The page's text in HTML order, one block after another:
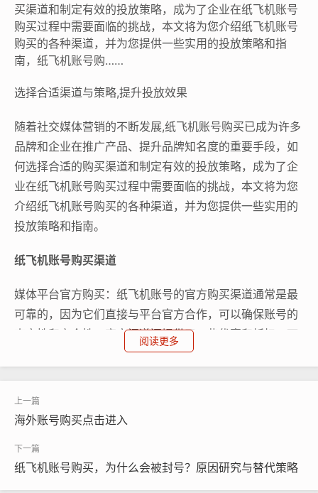
买渠道和制定有效的投放策略，成为了企业在纸飞机账号
购买过程中需要面临的挑战，本文将为您介绍纸飞机账号
购买的各种渠道，并为您提供一些实用的投放策略和指
南，纸飞机账号购……
选择合适渠道与策略,提升投放效果
随着社交媒体营销的不断发展,纸飞机账号购买已成为许多
品牌和企业在推广产品、提升品牌知名度的重要手段，如
何选择合适的购买渠道和制定有效的投放策略，成为了企
业在纸飞机账号购买过程中需要面临的挑战，本文将为您
介绍纸飞机账号购买的各种渠道，并为您提供一些实用的
投放策略和指南。
纸飞机账号购买渠道
媒体平台官方购买：纸飞机账号的官方购买渠道通常是最
可靠的，因为它们直接与平台官方合作，可以确保账号的
真实性和安全性，官方渠道还提供了一些优惠和折扣，可
阅读更多
海外账号购买点击进入
纸飞机账号购买，为什么会被封号？原因研究与替代策略